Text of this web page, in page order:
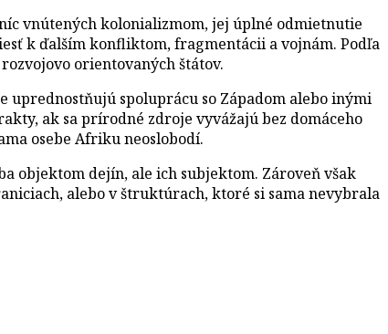
vnútených kolonializmom, jej úplné odmietnutie
k ďalším konfliktom, fragmentácii a vojnám. Podľa
orientovaných štátov.
uprednostňujú spoluprácu so Západom alebo inými
ak sa prírodné zdroje vyvážajú bez domáceho
osebe Afriku neoslobodí.
objektom dejín, ale ich subjektom. Zároveň však
alebo v štruktúrach, ktoré si sama nevybrala